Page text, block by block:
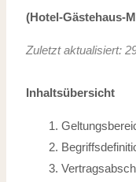
(Hotel-Gästehaus-
Zuletzt aktualisiert:
Inhaltsübersicht